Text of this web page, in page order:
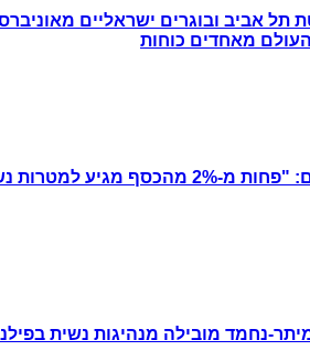
תל אביב ובוגרים ישראליים
מאחדים כוחות
הנתון המדהים: "פחות מ-2% מהכסף
נחמד מובילה מנהיגות נשית